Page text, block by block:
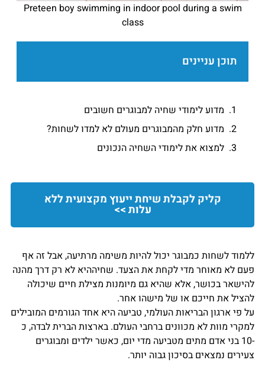
Preteen boy swimming in indoor pool during a swim
class
תוכן עניינים
מדוע לימודי שחיה למבוגרים חשובים
מדוע חלק מהמבוגרים מעולם לא למדו לשחות?
למצוא את לימודי השחיה הנכונים
קליק לקבלת שיחת ייעוץ מקצועית ללא
עלות >>
ללמוד לשחות כמבוגר יכול להיות משימה מרתיעה, אבל זה אף
פעם לא מאוחר מדי לקחת את הצעד. שחיההיא לא רק דרך מהנה
להישאר בכושר, אלא שהיא גם מיומנות מצילת חיים שיכולה
להציל את חייכם או של מישהו אחר.
על פי ארגון הבריאות העולמי, טביעה היא אחד הגורמים המובילים
למקרי מוות לא מכוונים ברחבי העולם. בארצות הברית לבדה, כ
-10 בני אדם מתים מטביעה מדי יום, כאשר ילדים ומבוגרים
צעירים נמצאים בסיכון גבוה יותר.